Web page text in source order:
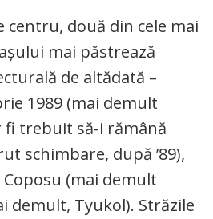
centru, două din cele mai
mai păstrează
de altădată –
1989 (mai demult
fi trebuit să-i rămână
schimbare, după ’89),
(mai demult
demult, Tyukol). Străzile